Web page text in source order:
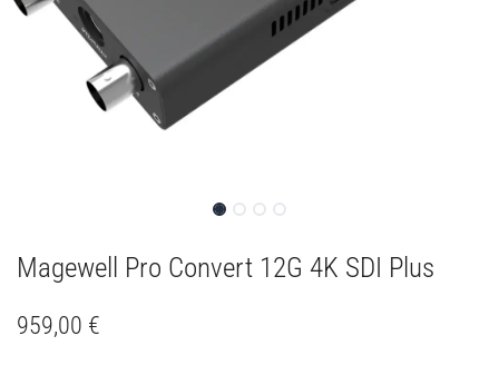
Magewell Pro Convert 12G 4K SDI Plus
959,00 €